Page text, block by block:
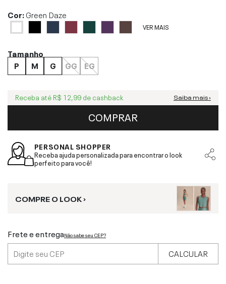
Cor:Green Daze
VER MAIS
Tamanho
P
M G GG EG
Receba até R$ 12,99 de cashback Saiba mais ›
COMPRAR
PERSONAL SHOPPER
Receba ajuda personalizada para encontrar o look
perfeito para você!
COMPRE O LOOK ›
Frete e entregaNão sabe seu CEP?
CALCULAR